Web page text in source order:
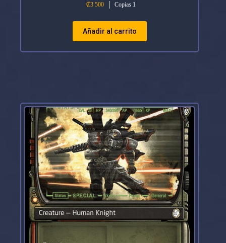
₡3 500 Copias 1
Añadir al carrito